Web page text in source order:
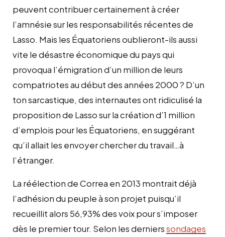
peuvent contribuer certainement à créer
l’amnésie sur les responsabilités récentes de
Lasso. Mais les Équatoriens oublieront-ils aussi
vite le désastre économique du pays qui
provoqua l’émigration d’un million de leurs
compatriotes au début des années 2000 ? D’un
ton sarcastique, des internautes ont ridiculisé la
proposition de Lasso sur la création d’1 million
d’emplois pour les Équatoriens, en suggérant
qu’il allait les envoyer chercher du travail…à
l’étranger.
La réélection de Correa en 2013 montrait déjà
l’adhésion du peuple à son projet puisqu’il
recueillit alors 56,93% des voix pour s’imposer
dès le premier tour. Selon les dernierssondages